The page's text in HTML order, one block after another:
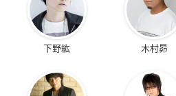
下野紘 木村昴